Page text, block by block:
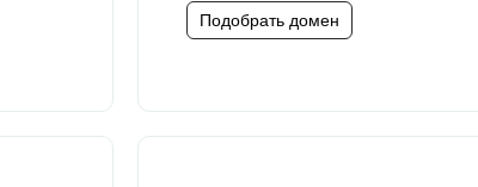
Подобрать домен